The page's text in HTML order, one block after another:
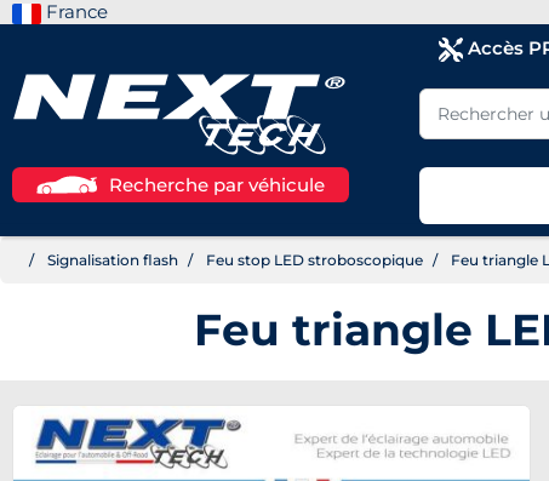
France
Accès
Recherche par véhicule
Signalisation flash Feu stop LED stroboscopique Feu triangle
Feu triangle